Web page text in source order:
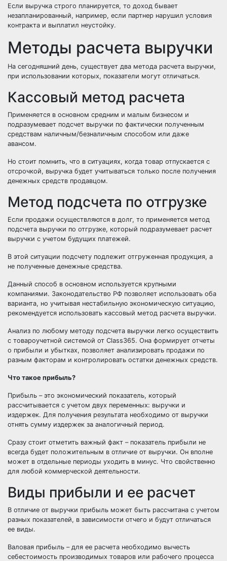
Если выручка строго планируется, то доход бывает
незапланированный, например, если партнер нарушил условия
контракта и выплатил неустойку.
Методы расчета выручки
На сегодняшний день, существует два метода расчета выручки,
при использовании которых, показатели могут отличаться.
Кассовый метод расчета
Применяется в основном средним и малым бизнесом и
подразумевает подсчет выручки по фактически полученным
средствам наличным/безналичным способом или даже
авансом.
Но стоит помнить, что в ситуациях, когда товар отпускается с
отсрочкой, выручка будет учитываться только после получения
денежных средств продавцом.
Метод подсчета по отгрузке
Если продажи осуществляются в долг, то применяется метод
подсчета выручки по отгрузке, который подразумевает расчет
выручки с учетом будущих платежей.
В этой ситуации подсчету подлежит отгруженная продукция, а
не полученные денежные средства.
Данный способ в основном используется крупными
компаниями. Законодательство РФ позволяет использовать оба
варианта, но учитывая нестабильную экономическую ситуацию,
рекомендуется использовать кассовый метод расчета выручки.
Анализ по любому методу подсчета выручки легко осуществить
с товароучетной системой от Class365. Она формирует отчеты
о прибыли и убытках, позволяет анализировать продажи по
разным факторам и контролировать остатки денежных средств.
Что такое прибыль?
Прибыль – это экономический показатель, который
рассчитывается с учетом двух переменных: выручки и
издержек. Для получения результата необходимо от выручки
отнять сумму издержек за аналогичный период.
Сразу стоит отметить важный факт – показатель прибыли не
всегда будет положительным в отличие от выручки. Он вполне
может в отдельные периоды уходить в минус. Что свойственно
для любой коммерческой деятельности.
Виды прибыли и ее расчет
В отличие от выручки прибыль может быть рассчитана с учетом
разных показателей, в зависимости отчего и будут отличаться
ее виды.
Валовая прибыль – для ее расчета необходимо вычесть
себестоимость производимых товаров или рабочего процесса